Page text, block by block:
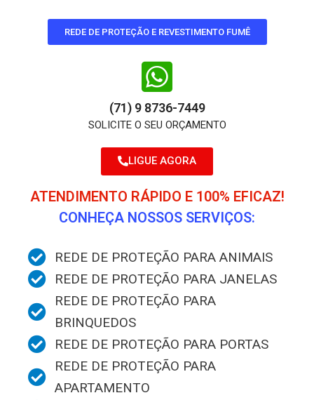
REDE DE PROTEÇÃO E REVESTIMENTO FUMÊ
(71) 9 8736-7449
SOLICITE O SEU ORÇAMENTO
LIGUE AGORA
ATENDIMENTO RÁPIDO E 100% EFICAZ!
CONHEÇA NOSSOS SERVIÇOS:
REDE DE PROTEÇÃO PARA ANIMAIS
REDE DE PROTEÇÃO PARA JANELAS
REDE DE PROTEÇÃO PARA
BRINQUEDOS
REDE DE PROTEÇÃO PARA PORTAS
REDE DE PROTEÇÃO PARA
APARTAMENTO